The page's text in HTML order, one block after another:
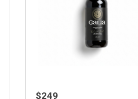
$249